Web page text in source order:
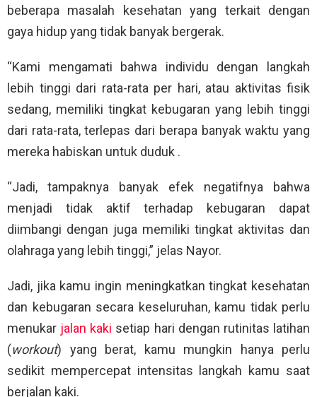
beberapa masalah kesehatan yang terkait dengan
gaya hidup yang tidak banyak bergerak.
“Kami mengamati bahwa individu dengan langkah
lebih tinggi dari rata-rata per hari, atau aktivitas fisik
sedang, memiliki tingkat kebugaran yang lebih tinggi
dari rata-rata, terlepas dari berapa banyak waktu yang
mereka habiskan untuk duduk .
“Jadi, tampaknya banyak efek negatifnya bahwa
menjadi tidak aktif terhadap kebugaran dapat
diimbangi dengan juga memiliki tingkat aktivitas dan
olahraga yang lebih tinggi,” jelas Nayor.
Jadi, jika kamu ingin meningkatkan tingkat kesehatan
dan kebugaran secara keseluruhan, kamu tidak perlu
menukar jalan kaki setiap hari dengan rutinitas latihan
(workout) yang berat, kamu mungkin hanya perlu
sedikit mempercepat intensitas langkah kamu saat
berjalan kaki.